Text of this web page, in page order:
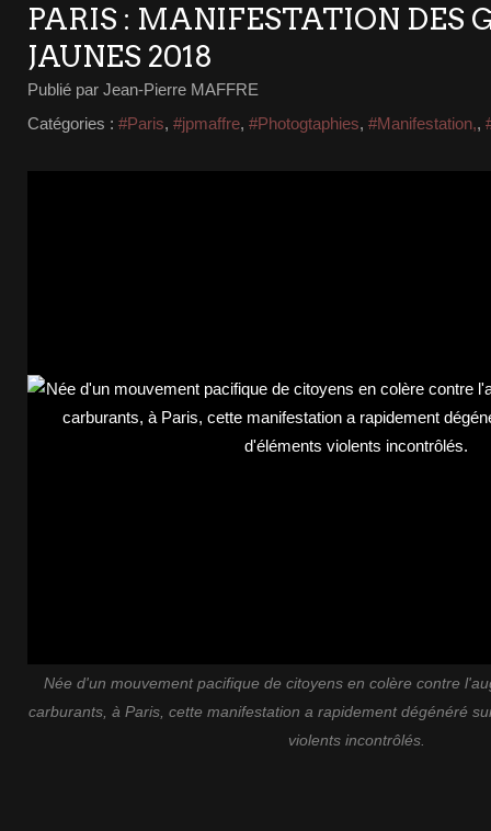
PARIS : MANIFESTATION DES
JAUNES 2018
Publié par Jean-Pierre MAFFRE
Catégories : #Paris, #jpmaffre, #Photogtaphies, #Manifestation,,
Née d'un mouvement pacifique de citoyens en colère contre
carburants, à Paris, cette manifestation a rapidement dégénéré
violents incontrôlés.